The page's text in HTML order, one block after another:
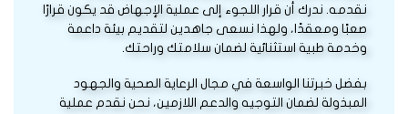
نقدمه. ندرك أن قرار اللجوء إلى عملية الإجهاض قد يكون قرارًا
صعبًا ومعقدًا، ولهذا نسعى جاهدين لتقديم بيئة داعمة
وخدمة طبية استثنائية لضمان سلامتك وراحتك.
بفضل خبرتنا الواسعة في مجال الرعاية الصحية والجهود
المبذولة لضمان التوجيه والدعم اللازمين، نحن نقدم عملية